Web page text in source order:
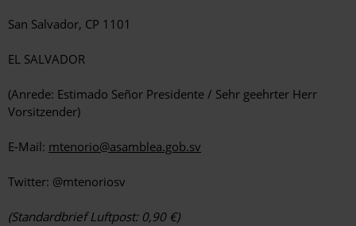
San Salvador, CP 1101
EL SALVADOR
(Anrede: Estimado Señor Presidente / Sehr geehrter Herr
Vorsitzender)
E-Mail: mtenorio@asamblea.gob.sv
Twitter: @mtenoriosv
(Standardbrief Luftpost: 0,90 €)